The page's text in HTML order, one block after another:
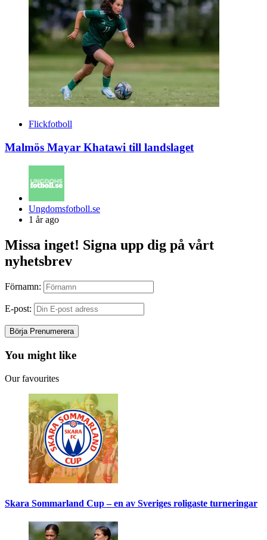
Flickfotboll
Malmös Mayar Khatawi till landslaget
Posted
by
Ungdomsfotboll.se
1 år ago
Missa inget! Signa upp dig på vårt
nyhetsbrev
Förnamn:
E-post:
You might like
Our favourites
Skara Sommarland Cup – en av Sveriges roligaste turneringar